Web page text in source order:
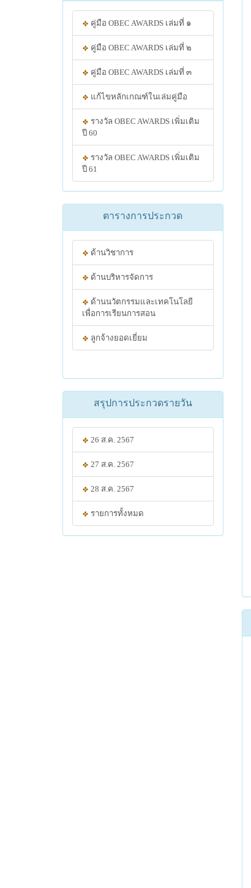
คู่มือ OBEC AWARDS เล่มที่ ๑
คู่มือ OBEC AWARDS เล่มที่ ๒
คู่มือ OBEC AWARDS เล่มที่ ๓
แก้ไขหลักเกณฑ์ในเล่มคู่มือ
รางวัล OBEC AWARDS เพิ่มเติม
ปี 60
รางวัล OBEC AWARDS เพิ่มเติม
ปี 61
ตารางการประกวด
ด้านวิชาการ
ด้านบริหารจัดการ
ด้านนวัตกรรมและเทคโนโลยี
เพื่อการเรียนการสอน
ลูกจ้างยอดเยี่ยม
สรุปการประกวดรายวัน
26 ส.ค. 2567
27 ส.ค. 2567
28 ส.ค. 2567
รายการทั้งหมด